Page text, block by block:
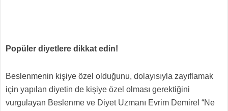
Popüler diyetlere dikkat edin!
Beslenmenin kişiye özel olduğunu, dolayısıyla zayıflamak
için yapılan diyetin de kişiye özel olması gerektiğini
vurgulayan Beslenme ve Diyet Uzmanı Evrim Demirel “Ne